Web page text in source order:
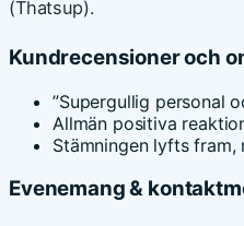
(Thatsup).
Kundrecensioner och
”Supergullig personal
Allmän positiva
Stämningen lyfts
Evenemang &